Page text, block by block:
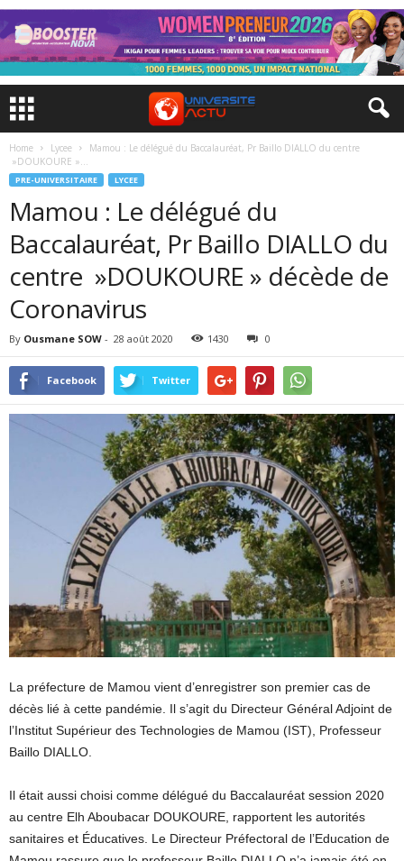
Home Lycee
Mamou : Le délégué du Baccalauréat, Pr Baillo DIALLO du centre
»DOUKOURE »...
PRE-UNIVERSITAIRE LYCEE
Mamou : Le délégué du
Baccalauréat, Pr Baillo DIALLO du
centre »DOUKOURE » décède de
Coronavirus
By Ousmane SOW - 28 août 2020 1430 0
Facebook Twitter
La préfecture de Mamou vient d’enregistrer son premier cas de
décès lié à cette pandémie. Il s’agit du Directeur Général Adjoint de
l’Institut Supérieur des Technologies de Mamou (IST), Professeur
Baillo DIALLO.
Il était aussi choisi comme délégué du Baccalauréat session 2020
au centre Elh Aboubacar DOUKOURE, rapportent les autorités
sanitaires et Éducatives. Le Directeur Préfectoral de l’Education de